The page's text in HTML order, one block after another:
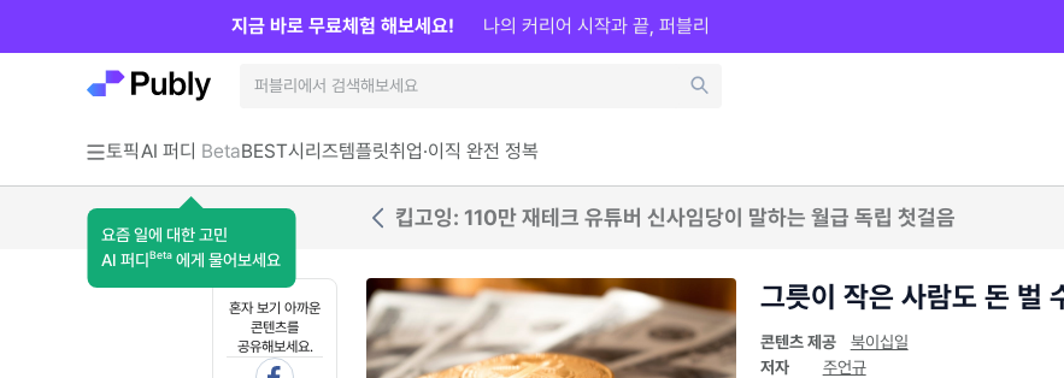
토픽AI 퍼디 Beta
요즘 일에 대한 고민
AI 퍼디 Beta 에게 물어보세요
BEST시리즈템플릿취업·이직 완전 정복
지금 바로 무료체험 해보세요! 나의 커리어 시작과 끝, 퍼블리
킵고잉: 110만 재테크 유튜버 신사임당이 말하는 월급 독립 첫걸음
혼자 보기 아까운
콘텐츠를
공유해보세요.
그릇이 작은 사람도 돈 벌
콘텐츠 제공
북이십일
저자
주언규